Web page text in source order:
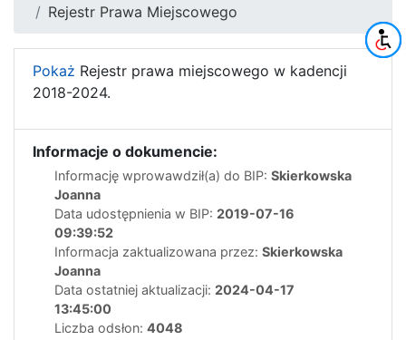
Rejestr Prawa Miejscowego
Pokaż Rejestr prawa miejscowego w kadencji
2018-2024.
Informacje o dokumencie:
Informację wprowawdził(a) do BIP: Skierkowska
Joanna
Data udostępnienia w BIP: 2019-07-16
09:39:52
Informacja zaktualizowana przez: Skierkowska
Joanna
Data ostatniej aktualizacji: 2024-04-17
13:45:00
Liczba odsłon: 4048